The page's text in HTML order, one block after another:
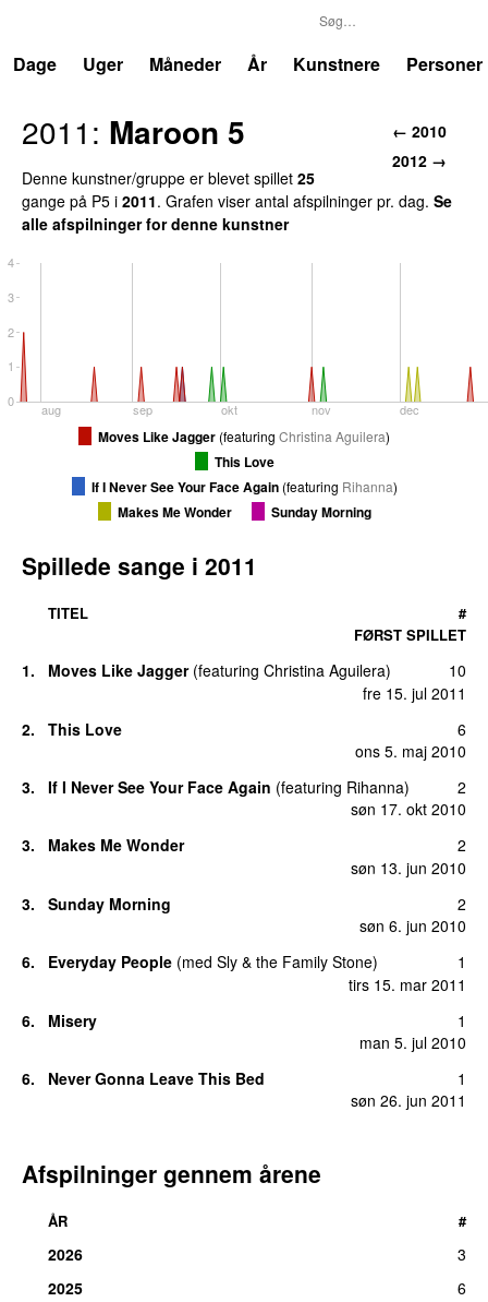
Dage
Uger Måneder År Kunstnere Personer
← 2010
2012 →
2011 : Maroon 5
Denne kunstner/gruppe er blevet spillet 25
gange på P5 i 2011. Grafen viser antal afspilninger pr. dag. Se
alle afspilninger for denne kunstner
0
1
2
3
4
aug sep okt nov dec
Moves Like Jagger (featuring Christina Aguilera)
This Love
If I Never See Your Face Again(featuring Rihanna)
Makes Me Wonder Sunday Morning
Spillede sange i 2011
TITEL
FØRST SPILLET
#
1. Moves Like Jagger (featuring Christina Aguilera)
fre 15. jul 2011
10
2.
This Love
ons 5. maj 2010
6
3. If I Never See Your Face Again (featuring Rihanna)
søn 17. okt 2010
2
3.
Makes Me Wonder
søn 13. jun 2010
2
3.
Sunday Morning
søn 6. jun 2010
2
6. Everyday People (med Sly & the Family Stone)
tirs 15. mar 2011
1
6.
Misery
man 5. jul 2010
1
6.
Never Gonna Leave This Bed
søn 26. jun 2011
1
Afspilninger gennem årene
ÅR #
2026
3
2025
6